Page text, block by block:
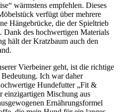
wärmstens‌ empfehlen. Dieses
verfügt über mehrere
Hängebrücke, die der Spieltrieb
Dank des hochwertigen ​Materials
hält der ​Kratzbaum auch den
Vierbeiner geht, ist die ⁢richtige
Ich war daher
Hundefutter „Fit &⁤
einzigartigen ⁣Mischung aus
Ernährungsformel